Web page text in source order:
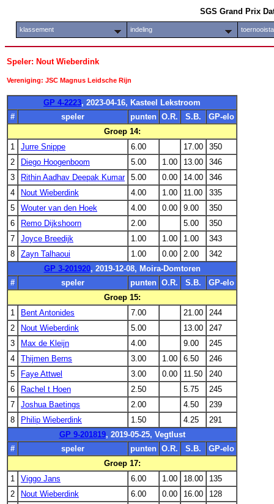
SGS Grand Prix
klassement indeling
Speler: Nout Wieberdink
Vereniging: JSC Magnus Leidsche Rijn
GP 4-2223, 2023-04-16, Kasteel Lekstroom
#
speler punten O.R. S.B.
GP-elo
Groep 14:
1
Jurre Snippe 6.00 17.00
350
2
Diego Hoogenboom 5.00 1.00 13.00
346
3
Rithin Aadhav Deepak Kumar 5.00 0.00 14.00
346
4
Nout Wieberdink 4.00 1.00 11.00
335
5
Wouter van den Hoek 4.00 0.00 9.00
350
6
Remo Dijkshoorn 2.00 5.00
350
7
Joyce Breedijk 1.00 1.00 1.00
343
8
Zayn Talhaoui 1.00 0.00 2.00
342
GP 3-201920, 2019-12-08, Moira-Domtoren
#
speler punten O.R. S.B.
GP-elo
Groep 15:
1
Bent Antonides 7.00 21.00
244
2
Nout Wieberdink 5.00 13.00
247
3
Max de Kleijn 4.00 9.00
245
4
Thijmen Berns 3.00 1.00 6.50
246
5
Faye Attwel 3.00 0.00 11.50
240
6
Rachel t Hoen 2.50 5.75
245
7
Joshua Baetings 2.00 4.50
239
8
Philip Wieberdink 1.50 4.25
291
GP 9-201819, 2019-05-25, Vegtlust
#
speler punten O.R. S.B.
GP-elo
Groep 17:
1
Viggo Jans 6.00 1.00 18.00
135
2
Nout Wieberdink 6.00 0.00 16.00
128